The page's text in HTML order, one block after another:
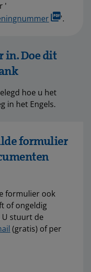
'
'.
in. Doe dit
hoe u het
in het Engels.
formulier
formulier ook
of ongeldig
U stuurt de
(gratis) of per